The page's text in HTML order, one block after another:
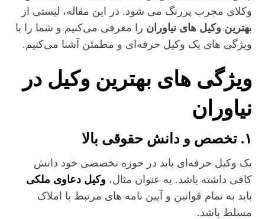
وکلای مجرب پررنگ می‌ شود. در این مقاله، لیستی از
بهترین وکیل‌ های نیاوران را معرفی می‌کنیم و شما را با
ویژگی‌ های یک وکیل حرفه‌ای و مطمئن آشنا می‌کنیم.
ویژگی‌ های بهترین وکیل در
نیاوران
۱. تخصص و دانش حقوقی بالا
یک وکیل حرفه‌ای باید در حوزه تخصصی خود دانش
کافی داشته باشد. به عنوان مثال، وکیل دعاوی ملکی
باید به تمام قوانین و آیین‌ نامه‌ های مرتبط با املاک
مسلط باشد.